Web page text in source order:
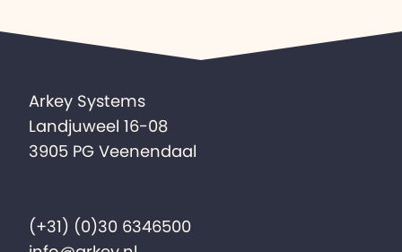
Arkey Systems
Landjuweel 16-08
3905 PG Veenendaal
(+31) (0)30 6346500